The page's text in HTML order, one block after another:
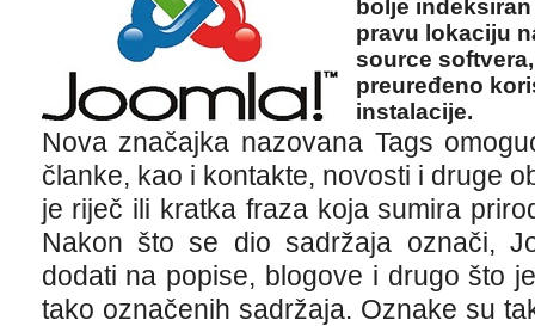
bolje
pravu lokaciju
source
preuređeno
instalacije.
Nova značajka nazovana Tags
članke, kao i kontakte, novosti i druge
je riječ ili kratka fraza koja sumira
Nakon što se dio sadržaja označi,
dodati na popise, blogove i drugo što
tako označenih sadržaja. Oznake su